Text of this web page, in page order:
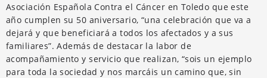
Asociación Española Contra el Cáncer en Toledo que este
año cumplen su 50 aniversario, “una celebración que va a
dejará y que beneficiará a todos los afectados y a sus
familiares”. Además de destacar la labor de
acompañamiento y servicio que realizan, “sois un ejemplo
para toda la sociedad y nos marcáis un camino que, sin